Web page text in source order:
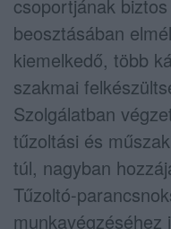
csoportjának
beosztásában
kiemelkedő, több
szakmai
Szolgálatban
tűzoltási és
túl, nagyban
Tűzoltó-
munkavégzéséhez